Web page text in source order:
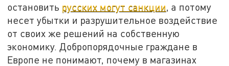
остановить русских могут санкции , а потому
несет убытки и разрушительное воздействие
от своих же решений на собственную
экономику. Добропорядочные граждане в
Европе не понимают, почему в магазинах